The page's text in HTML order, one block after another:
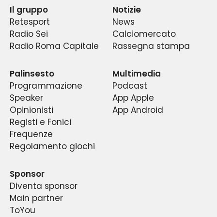
eclatante.
dibattito sui principali temi ed avvenimenti che
lo riguardano.
degli appassionati con quelle delle migliori firme
del giornalismo locale e nazionale, in un
continuo dibattito fra pubblico e addetti ai
lavori, fra esperti e tifosi di tutte le età ed
occhi di tutti. Un’ascesa sorprendente, graduale
e costante dei dati di ascolto e degli indici di
gradimento di quello che è diventato un
fenomeno di costume nella capitale e la prima
Il gruppo
Retesport
Radio Sei
Radio Roma Capitale
Notizie
News
Calciomercato
Rassegna stampa
Palinsesto
Programmazione
Speaker
Opinionisti
Registi e Fonici
Frequenze
Regolamento giochi
Multimedia
Podcast
App Apple
App Android
Sponsor
Diventa sponsor
Main partner
ToYou